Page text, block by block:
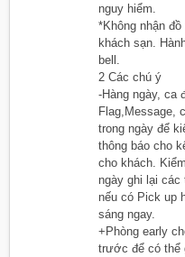
nguy hiểm.
*Không nhận
khách sạn.
bell.
2 Các chú ý
-Hàng ngày, ca
Flag,Message,
trong ngày để
thông báo cho
cho khách.
ngày ghi lại
nếu có Pick up
sáng ngay.
+Phòng early
trước để có thể